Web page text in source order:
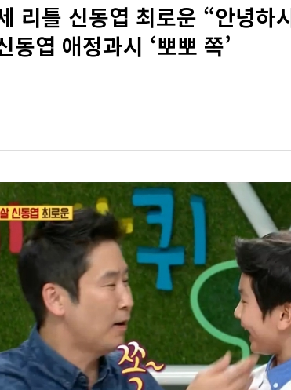
리틀 신동엽 최로운 “안녕하
동엽 애정과시 ‘뽀뽀 쪽’